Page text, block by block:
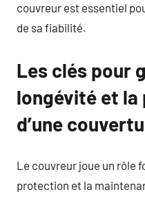
couvreur est essentiel
de sa fiabilité.
Les clés pour
longévité et
d’une
Le couvreur joue un rôle
protection et la